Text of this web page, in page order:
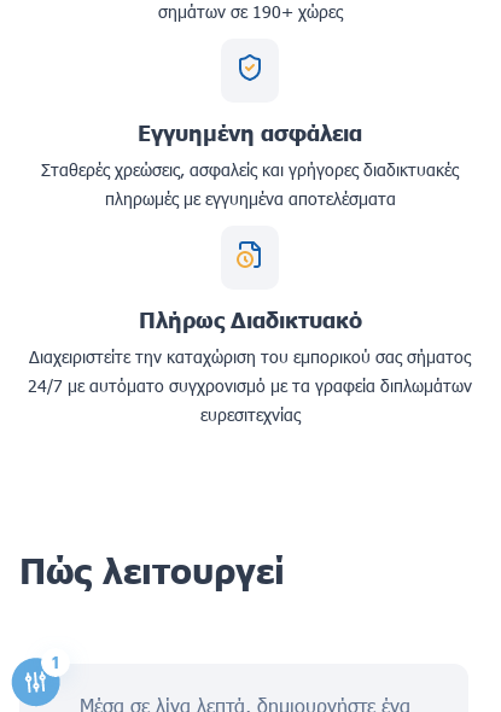
σημάτων σε 190+ χώρες
Εγγυημένη ασφάλεια
Σταθερές χρεώσεις, ασφαλείς και γρήγορες διαδικτυακές
πληρωμές με εγγυημένα αποτελέσματα
Πλήρως Διαδικτυακό
Διαχειριστείτε την καταχώριση του εμπορικού σας σήματος
24/7 με αυτόματο συγχρονισμό με τα γραφεία διπλωμάτων
ευρεσιτεχνίας
Πώς λειτουργεί
Μέσα σε λίγα λεπτά, δημιουργήστε ένα